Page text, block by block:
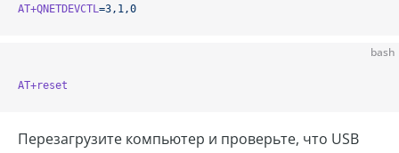
AT+QNETDEVCTL=3,1,0
bash
AT+reset
Перезагрузите компьютер и проверьте, что USB